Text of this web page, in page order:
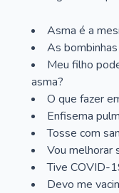
Asma é a
As
Meu filho
asma?
O que fazer
Enfisema
Tosse com
Vou melhorar
Tive COVID-
Devo me